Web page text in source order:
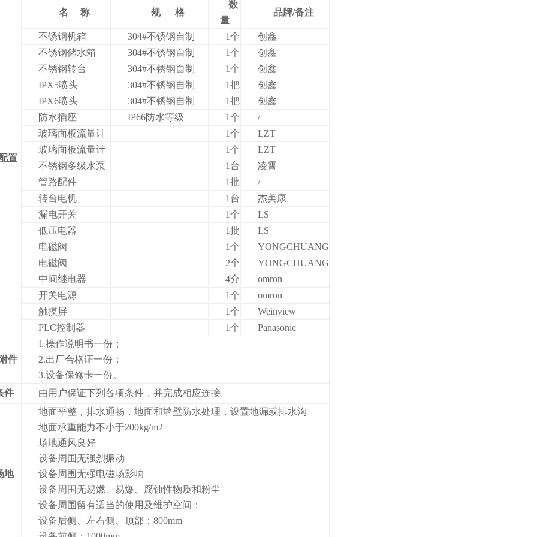
置
名 称 规 格
数
量
品牌/备注
不锈钢机箱 304#不锈钢自制 1个
创鑫
不锈钢储水箱
304#不锈钢自制 1个
创鑫
不锈钢转台
304#不锈钢自制 1个
创鑫
IPX5喷头 304#不锈钢自制 1把
创鑫
IPX6喷头 304#不锈钢自制 1把
创鑫
防水插座
IP66防水等级 1个
/
玻璃面板流量计
1个
LZT
玻璃面板流量计
1个
LZT
不锈钢多级水泵
1 台
凌霄
管路配件
1批
/
转台电机
1 台
杰美康
漏电开关
1个
LS
低压电器
1批
LS
电磁阀
1个
YONGCHUANG
电磁阀
2个
YONGCHUANG
中间继电器
4介
omron
开关电源
1个
omron
触摸屏
1个
Weinview
PLC控制器 1个 Panasonic
件
1.操作说明书一份；
2.出厂合格证一份；
3.设备保修卡一份。
件
由用户保证下列各项条件，并完成相应连接
地
地面平整，排水通畅，地面和墙壁防水处理，设置地漏或排水沟
地面承重能力不小于200kg/m2
场地通风良好
设备周围无强烈振动
设备周围无强电磁场影响
设备周围无易燃、易爆、腐蚀性物质和粉尘
设备周围留有适当的使用及维护空间：
设备后侧、左右侧、顶部：800mm